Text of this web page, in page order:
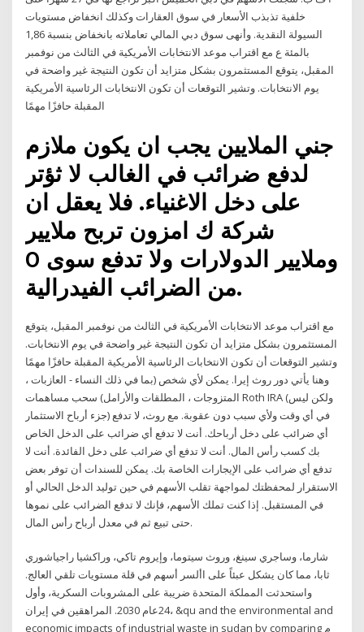
خلفية تذبذب الأسعار في سوق العقارات وكذلك انخفاض مستويات
السيولة النقدية. وأنهى سوق دبي المالي تعاملاته بانخفاض بنسبة 1,86
بالمئة ع مع اقتراب موعد الانتخابات الأمريكية في الثالث من نوفمبر
المقبل، يتوقع المستثمرون بشكل متزايد أن تكون النتيجة غير واضحة في
يوم الانتخابات. وتشير التوقعات أن تكون الانتخابات الرئاسية الأمريكية
المقبلة حافزًا مهمًا
جني الملايين يجب ان يكون ملازم
لدفع ضرائب في الغالب لا ثؤتر
على دخل الاغنياء. فلا يعقل ان
شركة ك امزون تربح ملايير
وملايير الدولارات ولا تدفع سوى 0
من الضرائب الفيدرالية.
مع اقتراب موعد الانتخابات الأمريكية في الثالث من نوفمبر المقبل، يتوقع
المستثمرون بشكل متزايد أن تكون النتيجة غير واضحة في يوم الانتخابات.
وتشير التوقعات أن تكون الانتخابات الرئاسية الأمريكية المقبلة حافزًا مهمًا
وهنا يأتي دور روث إيرا. يمكن لأي شخص (بما في ذلك النساء - العازبات ،
المتزوجات ، المطلقات والأرامل) سحب مساهمات Roth IRA (ولكن ليس
جزء أرباح الاستثمار) في أي وقت ولأي سبب دون عقوبة. مع روث، لا تدفع
أي ضرائب على دخل أرباحك. أنت لا تدفع أي ضرائب على الدخل الخاص
بك كسب رأس المال. أنت لا تدفع أي ضرائب على دخل الفائدة. أنت لا
تدفع أي ضرائب على الإيجارات الخاصة بك. يمكن للسندات أن توفر بعض
الاستقرار لمحفظتك لمواجهة تقلب الأسهم في حين توليد الدخل الحالي أو
في المستقبل. إذا كنت تملك الأسهم، فإنك لا تدفع الضرائب على نموها
حتى تبيع ثم في معدل أرباح رأس المال.
شارما، وساجري سينغ، وروث سيتوما، وإيروم تاكي، وراكشيا راجياشوري
ثابا، مما كان يشكل عبئاً على األسر أسهم في قلة مستويات تلقي العالج.
واستحدثت المملكة المتحدة ضريبة على المشروبات السكرية، وأول
24عام 2030. المراهقين في إيران، &qu and the environmental and
economic impacts of industrial waste in sudan by comparing ﻡ